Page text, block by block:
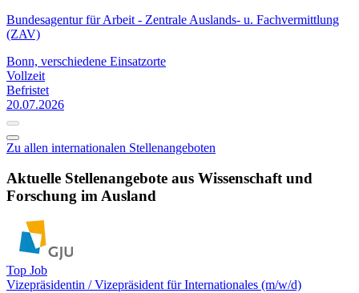
Bundesagentur für Arbeit - Zentrale Auslands- u. Fachvermittlung
(ZAV)
Bonn, verschiedene Einsatzorte
Vollzeit
Befristet
20.07.2026
Zu allen internationalen Stellenangeboten
Aktuelle Stellenangebote aus Wissenschaft und
Forschung im Ausland
Top Job
Vizepräsidentin / Vizepräsident für Internationales (m/w/d)